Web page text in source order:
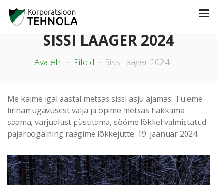
SISSI LAAGER 2024
Avaleht Pildid Sissi laager 2024
Me käime igal aastal metsas sissi asju ajamas. Tuleme
linnamugavusest välja ja õpime metsas hakkama
saama, varjualust püstitama, sööme lõkkel valmistatud
pajarooga ning räägime lõkkejutte. 19. jaanuar 2024.